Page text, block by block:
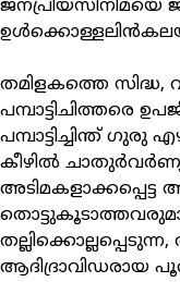
ജനപ്രിയസിനിമയെ
തമിളകത്തെ സിദ്ധ,
പമ്പാട്ടിചിത്തരെ
പമ്പാട്ടിച്ചിന്ത്
കീഴില്‍
ആദിദ്രാവിഡരായ